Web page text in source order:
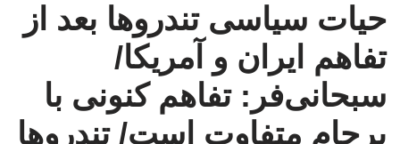
حیات سیاسی تندروها بعد از
تفاهم ایران و آمریکا/
سبحانی‌فر: تفاهم کنونی با
برجام متفاوت است/ تندروها